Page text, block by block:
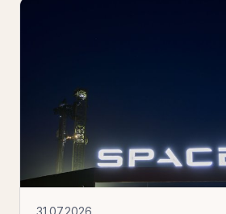
31.07.2026